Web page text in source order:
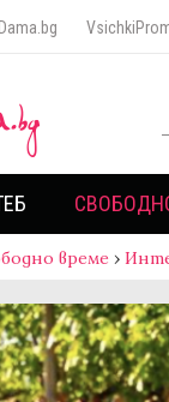
Dama.bg
време ›